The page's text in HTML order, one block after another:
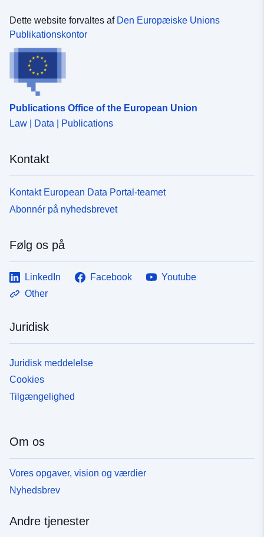
Dette website forvaltes af Den Europæiske Unions
Publikationskontor
Publications Office of the European Union
Law | Data | Publications
Kontakt
Kontakt European Data Portal-teamet
Abonnér på nyhedsbrevet
Følg os på
LinkedIn Facebook
Youtube
Other
Juridisk
Juridisk meddelelse
Cookies
Tilgængelighed
Om os
Vores opgaver, vision og værdier
Nyhedsbrev
Andre tjenester